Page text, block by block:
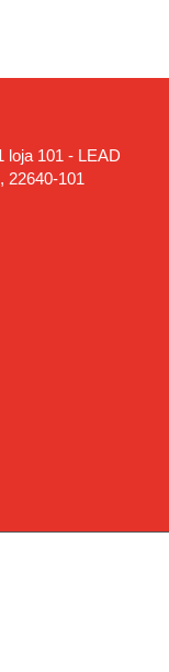
loja 101 - LEAD
22640-101